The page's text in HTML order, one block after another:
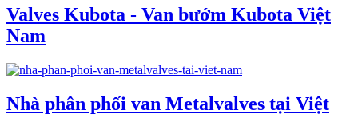
Valves Kubota - Van bướm Kubota Việt
Nam
Nhà phân phối van Metalvalves tại Việt